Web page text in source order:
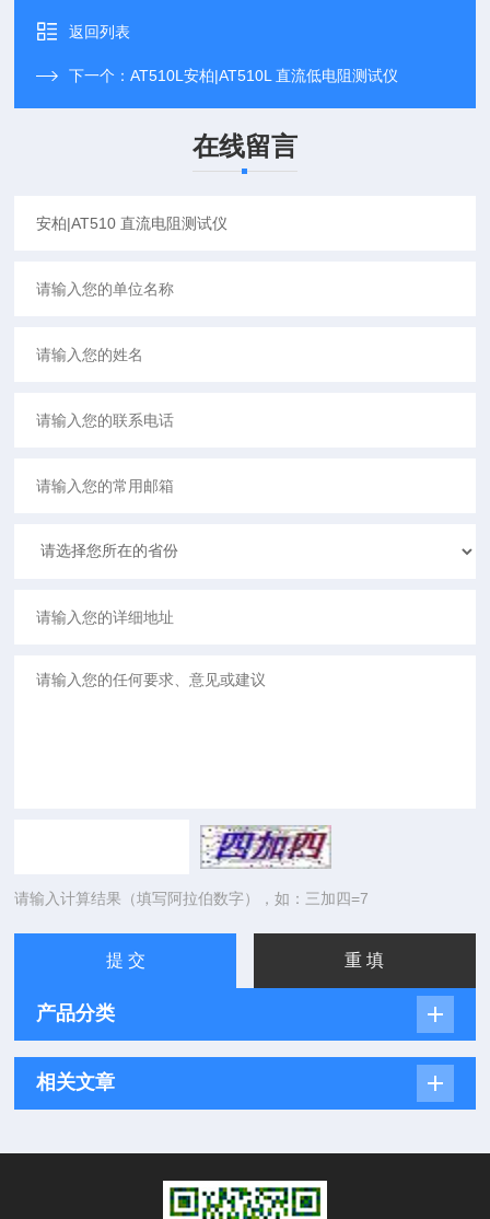
返回列表
下一个：AT510L安柏|AT510L 直流低电阻测试仪
在线留言
请输入计算结果（填写阿拉伯数字），如：三加四=7
产品分类
相关文章